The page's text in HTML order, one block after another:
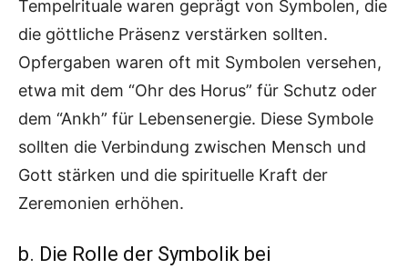
Tempelrituale waren geprägt von Symbolen, die
die göttliche Präsenz verstärken sollten.
Opfergaben waren oft mit Symbolen versehen,
etwa mit dem “Ohr des Horus” für Schutz oder
dem “Ankh” für Lebensenergie. Diese Symbole
sollten die Verbindung zwischen Mensch und
Gott stärken und die spirituelle Kraft der
Zeremonien erhöhen.
b. Die Rolle der Symbolik bei